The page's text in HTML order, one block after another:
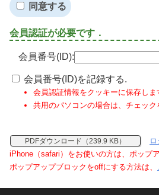
同意する
会員認証が必要です．
会員番号(ID):
会員番号(ID)を記録する.
会員認証情報をクッキーに保存し
共用のパソコンの場合は、チェック
PDFダウンロード（239.9 KB）
iPhone（safari）をお使いの方は、ポップ
ポップアップブロックをoffにする方法は、